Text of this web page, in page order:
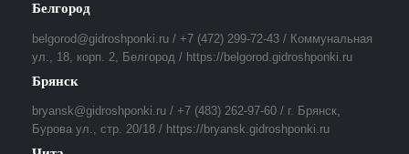
Белгород
belgorod@gidroshponki.ru / +7 (472) 299-72-43 / Коммунальная
ул., 18, корп. 2, Белгород / https://belgorod.gidroshponki.ru
Брянск
bryansk@gidroshponki.ru / +7 (483) 262-97-60 / г. Брянск,
Бурова ул., стр. 20/18 / https://bryansk.gidroshponki.ru